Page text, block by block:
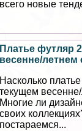
всего новые
Платье футляр
весенне/летнем
Насколько
текущем
Многие ли
своих
постараемся...